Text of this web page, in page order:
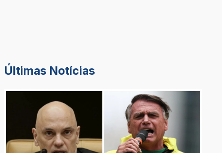
Últimas Notícias